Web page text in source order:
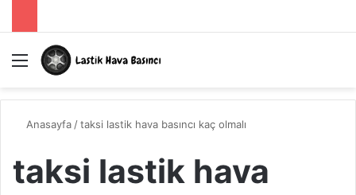
Menü
Anasayfa /taksi lastik hava basıncı kaç olmalı
taksi lastik hava